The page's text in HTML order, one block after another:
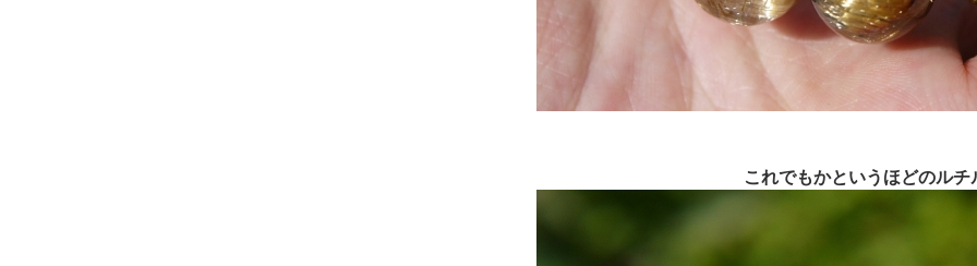
これでもかというほどのルチ